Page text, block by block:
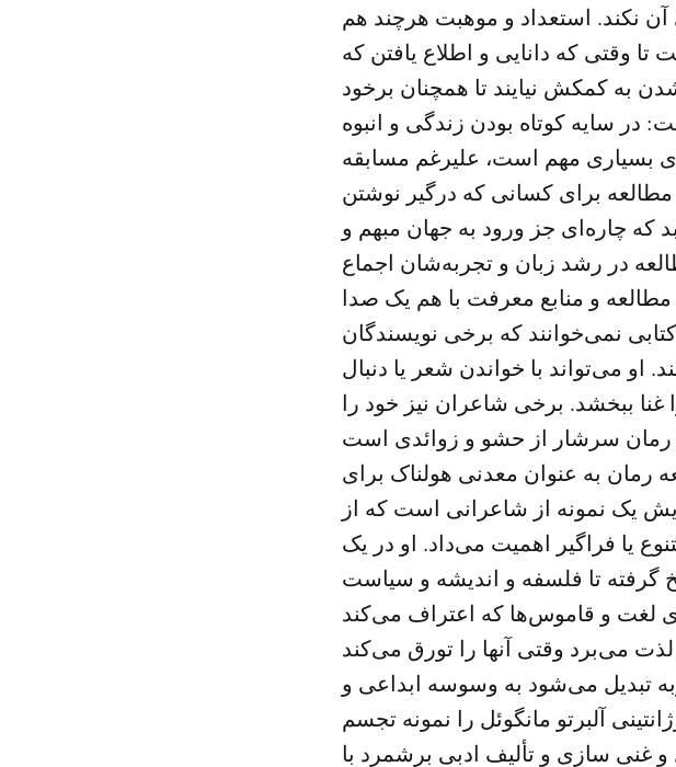
آن نکند. استعداد و موهبت هرچند هم
وقتی که دانایی و اطلاع یافتن که
به کمکش نیایند تا همچنان برخود
در سایه کوتاه بودن زندگی و انبوه
بسیاری مهم است، علیرغم مسابقه
برای کسانی که درگیر نوشتن
که چاره‌ای جز ورود به جهان مبهم و
در رشد زبان و تجربه‌شان اجماع
و منابع معرفت با هم یک صدا
نمی‌خوانند که برخی نویسندگان
او می‌تواند با خواندن شعر یا دنبال
غنا ببخشد. برخی شاعران نیز خود را
رمان سرشار از حشو و زوائدی است
رمان به عنوان معدنی هولناک برای
یک نمونه از شاعرانی است که از
یا فراگیر اهمیت می‌داد. او در یک
گرفته تا فلسفه و اندیشه و سیاست
لغت و قاموس‌ها که اعتراف می‌کند
تبدیل می‌شود به وسوسه ابداعی و
آلبرتو مانگوئل را نمونه تجسم
غنی سازی و تألیف ادبی برشمرد با